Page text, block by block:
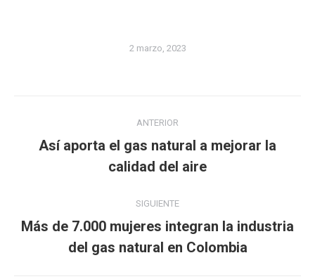
2 marzo, 2023
entre
publicaciones
ANTERIOR
Publicación
anterior:
Así aporta el gas natural a mejorar la
calidad del aire
SIGUIENTE
Publicación
siguiente:
Más de 7.000 mujeres integran la industria
del gas natural en Colombia